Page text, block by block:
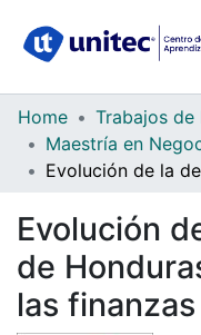
Communities
Collections
All of DSpace
Statistics
Home Trabajos de
Evolución
de
las